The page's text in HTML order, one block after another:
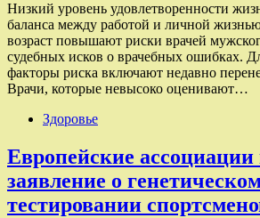
Низкий уровень удовлетворенности
баланса между работой и личной
возраст повышают риски врачей
судебных исков о врачебных ошибках.
факторы риска включают недавно
Врачи, которые невысоко оценивают…
Здоровье
Европейские
заявление о
тестировании